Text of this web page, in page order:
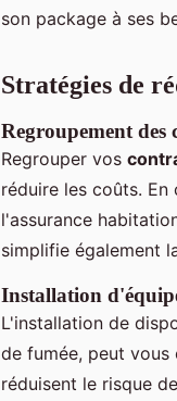
son package à ses
Stratégies de
Regroupement des
Regrouper vos
réduire les coûts. En
l'assurance
simplifie également
Installation
L'installation de
de fumée, peut
réduisent le risque